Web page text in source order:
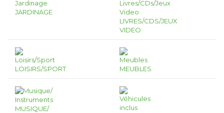
JARDINAGE
LIVRES/CDS/JEUX
VIDEO
LOISIRS/SPORT MEUBLES
MUSIQUE/